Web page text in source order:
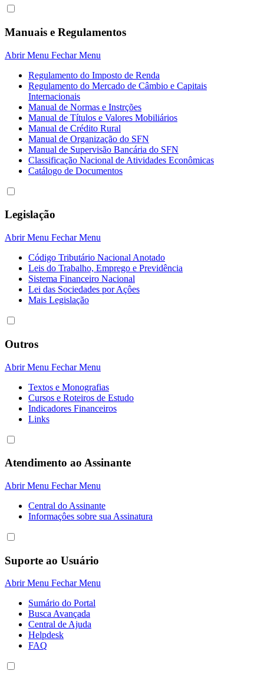
Manuais e Regulamentos
Abrir Menu Fechar Menu
Regulamento do Imposto de Renda
Regulamento do Mercado de Câmbio e Capitais
Internacionais
Manual de Normas e Instrções
Manual de Títulos e Valores Mobiliários
Manual de Crédito Rural
Manual de Organização do SFN
Manual de Supervisão Bancária do SFN
Classificação Nacional de Atividades Econômicas
Catálogo de Documentos
Legislação
Abrir Menu Fechar Menu
Código Tributário Nacional Anotado
Leis do Trabalho, Emprego e Previdência
Sistema Financeiro Nacional
Lei das Sociedades por Açôes
Mais Legislação
Outros
Abrir Menu Fechar Menu
Textos e Monografias
Cursos e Roteiros de Estudo
Indicadores Financeiros
Links
Atendimento ao Assinante
Abrir Menu Fechar Menu
Central do Assinante
Informaçôes sobre sua Assinatura
Suporte ao Usuário
Abrir Menu Fechar Menu
Sumário do Portal
Busca Avançada
Central de Ajuda
Helpdesk
FAQ